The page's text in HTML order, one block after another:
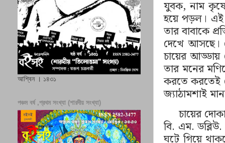
যুবক, নাম
হয়ে পড়ল। এই
তার বাবাকে
দেখে আসছে।
চায়ের
তার মনের
করতে
জ্যাঠামশাই
চায়ের
বি. এম. ডব্লিউ.
ঘটে গিয়ে
আশ্বিন । ১৪৩১
পঞ্চম বর্ষ ,প্রথম সংখ্যা (শারদীয় সংখ্যা)